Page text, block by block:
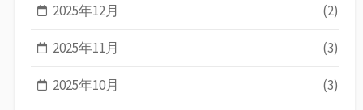
2025年12月 (2)
2025年11月 (3)
2025年10月 (3)